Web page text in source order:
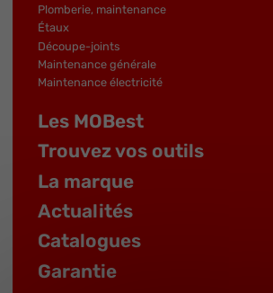
Plomberie, maintenance
Étaux
Découpe-joints
Maintenance générale
Maintenance électricité
Les MOBest
Trouvez vos outils
La marque
Actualités
Catalogues
Garantie